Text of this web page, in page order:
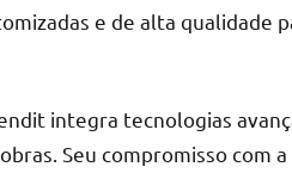
e de alta qualidade
integra tecnologias
Seu compromisso com